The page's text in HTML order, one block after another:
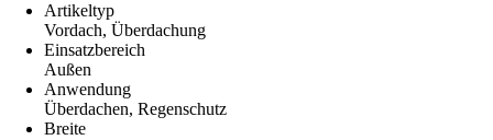
Artikeltyp
Vordach, Überdachung
Einsatzbereich
Außen
Anwendung
Überdachen, Regenschutz
Breite